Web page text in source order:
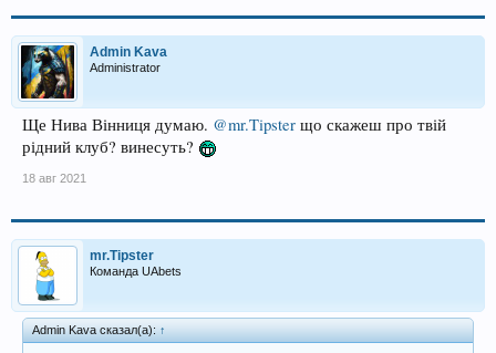
Admin Kava
Administrator
Ще Нива Вінниця думаю. @mr.Tipster що скажеш про твій
рідний клуб? винесуть?
18 авг 2021
mr.Tipster
Команда UAbets
Admin Kava сказал(а): ↑